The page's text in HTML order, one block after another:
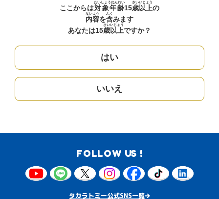
ここからは対象年齢
たいしょうねんれい
15歳
さい
以上
いじょう
の
内容
ないよう
を含
ふく
みます
あなたは15歳
さい
以上
いじょう
ですか？
はい
いいえ
FOLLOW US !
タカラトミー公式SNS一覧